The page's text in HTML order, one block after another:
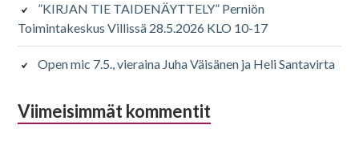
”KIRJAN TIE TAIDENÄYTTELY” Perniön
Toimintakeskus Villissä 28.5.2026 KLO 10-17
Open mic 7.5., vieraina Juha Väisänen ja Heli Santavirta
Viimeisimmät kommentit